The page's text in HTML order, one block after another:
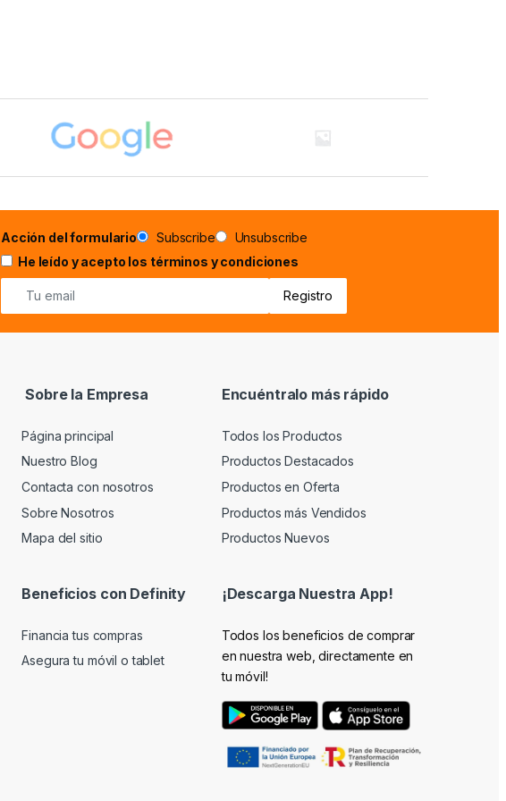
Acción del formulario Subscribe
Unsubscribe
He leído y acepto los términos y condiciones
Sobre la Empresa
Página principal
Nuestro Blog
Contacta con nosotros
Sobre Nosotros
Mapa del sitio
Encuéntralo más rápido
Todos los Productos
Productos Destacados
Productos en Oferta
Productos más Vendidos
Productos Nuevos
Beneficios con Definity
Financia tus compras
Asegura tu móvil o tablet
¡Descarga Nuestra App!
Todos los beneficios de comprar
en nuestra web, directamente en
tu móvil!